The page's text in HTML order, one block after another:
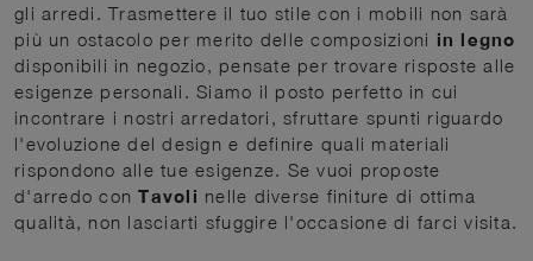
gli arredi. Trasmettere il tuo stile con i mobili non sarà
più un ostacolo per merito delle composizioni in legno
disponibili in negozio, pensate per trovare risposte alle
esigenze personali. Siamo il posto perfetto in cui
incontrare i nostri arredatori, sfruttare spunti riguardo
l'evoluzione del design e definire quali materiali
rispondono alle tue esigenze. Se vuoi proposte
d'arredo conTavoli nelle diverse finiture di ottima
qualità, non lasciarti sfuggire l'occasione di farci visita.